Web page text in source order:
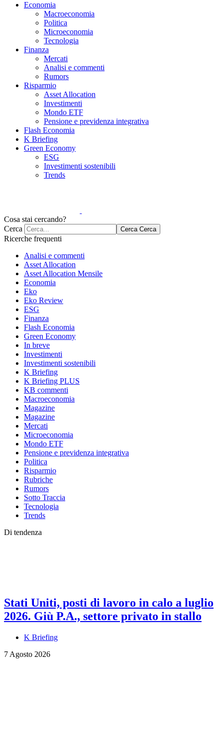
Economia
Macroeconomia
Politica
Microeconomia
Tecnologia
Finanza
Mercati
Analisi e commenti
Rumors
Risparmio
Asset Allocation
Investimenti
Mondo ETF
Pensione e previdenza integrativa
Flash Economia
K Briefing
Green Economy
ESG
Investimenti sostenibili
Trends
Cosa stai cercando?
Cerca
Cerca Cerca
Ricerche frequenti
Analisi e commenti
Asset Allocation
Asset Allocation Mensile
Economia
Eko
Eko Review
ESG
Finanza
Flash Economia
Green Economy
In breve
Investimenti
Investimenti sostenibili
K Briefing
K Briefing PLUS
KB commenti
Macroeconomia
Magazine
Magazine
Mercati
Microeconomia
Mondo ETF
Pensione e previdenza integrativa
Politica
Risparmio
Rubriche
Rumors
Sotto Traccia
Tecnologia
Trends
Di tendenza
Stati Uniti, posti di lavoro in calo a luglio
2026. Giù P.A., settore privato in stallo
K Briefing
7 Agosto 2026